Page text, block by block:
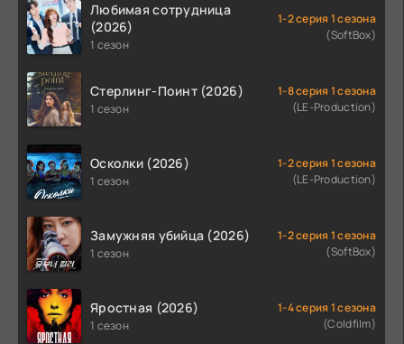
Любимая сотрудница
(2026)
1 сезон
1-2 серия 1 сезона
(SoftBox)
Стерлинг-Поинт (2026)
1 сезон
1-8 серия 1 сезона
(LE-Production)
Осколки (2026)
1 сезон
1-2 серия 1 сезона
(LE-Production)
Замужняя убийца (2026)
1 сезон
1-2 серия 1 сезона
(SoftBox)
Яростная (2026)
1 сезон
1-4 серия 1 сезона
(Coldfilm)